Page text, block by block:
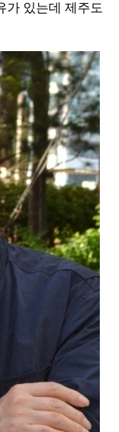
가 있는데 제주도